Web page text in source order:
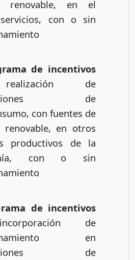
renovable, en el
con o sin
de incentivos
de
de
con fuentes de
renovable, en otros
productivos de la
con o sin
de incentivos
de
en
de